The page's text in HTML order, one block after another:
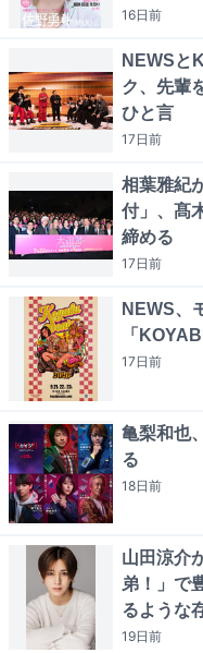
16日前
NEWSと
ク、先輩
ひと言
17日前
相葉雅紀
付」、髙
締める
17日前
NEWS、
「
17日前
亀梨和也
る
18日前
山田涼介
弟！」で
るような
19日前